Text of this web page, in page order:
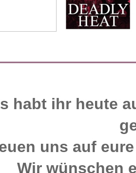
habt ihr heute
uns auf
Wir wünschen